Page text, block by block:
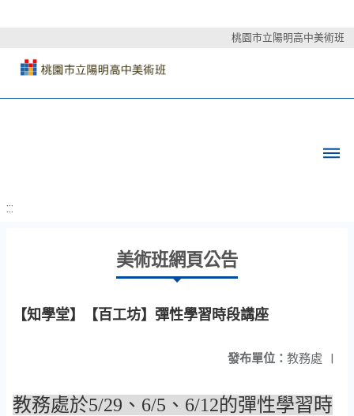
桃園市立陽明高中美術班
:::
美術班網頁公告
【知學堂】【百工坊】彈性學習時段講座
發布單位： 教務處 |
教務處於5/29、6/5、6/12的彈性學習時